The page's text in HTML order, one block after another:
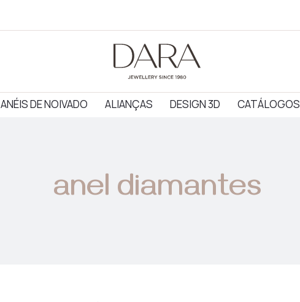
ANÉIS DE NOIVADO ALIANÇAS DESIGN 3D CATÁLOGOS
anel diamantes